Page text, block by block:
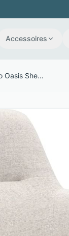
Accessoires
Draaifauteuil Suso Oasis Shell - Stof - Draaibare stervoet - Creme - Budget Home Store